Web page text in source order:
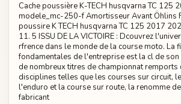
Cache poussière K-TECH husqvarna TC 125
modele_mc-250-f Amortisseur Avant Öhlins
poussire K TECH husqvarna TC 125 2017
11. 5 ISSU DE LA VICTOIRE : Dcouvrez
rfrence dans le monde de la course moto. La
fondamentales de l'entreprise est la cl de son
de nombreux titres de championnat remports
disciplines telles que les courses sur circuit,
l'enduro et la course sur route, la renomme de
fabricant